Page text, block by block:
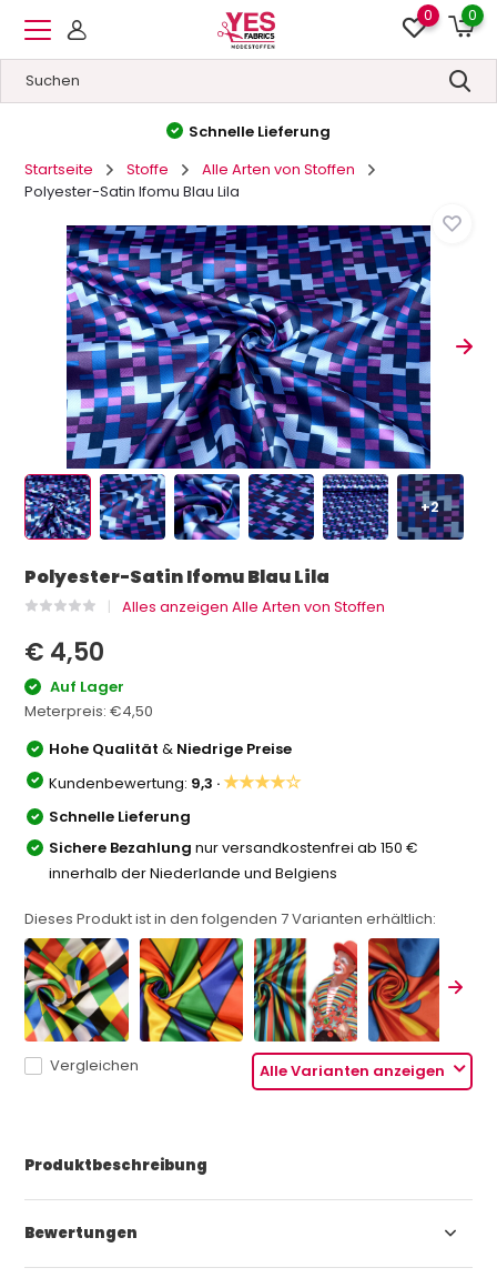
0 0
Hohe Qualität&
Startseite
Stoffe
Alle Arten von Stoffen
Polyester-Satin Ifomu Blau Lila
+2
Polyester-Satin Ifomu Blau Lila
Alles anzeigen Alle Arten von Stoffen
€ 4,50
Auf Lager
Meterpreis:€4,50
Hohe Qualität& Niedrige Preise
Kundenbewertung: 9,3 ·★★★★☆
Schnelle Lieferung
Sichere Bezahlung nur versandkostenfrei ab 150 €
innerhalb der Niederlande und Belgiens
Dieses Produkt ist in den folgenden7Varianten erhältlich:
Alle Varianten anzeigen
Vergleichen
Produktbeschreibung
Bewertungen